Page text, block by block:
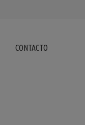
CONTACTO